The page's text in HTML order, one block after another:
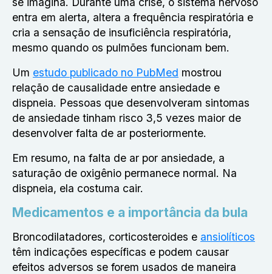
entra em alerta, altera a frequência respiratória e
cria a sensação de insuficiência respiratória,
mesmo quando os pulmões funcionam bem.
Um estudo publicado no PubMed mostrou
relação de causalidade entre ansiedade e
dispneia. Pessoas que desenvolveram sintomas
de ansiedade tinham risco 3,5 vezes maior de
desenvolver falta de ar posteriormente.
Em resumo, na falta de ar por ansiedade, a
saturação de oxigênio permanece normal. Na
dispneia, ela costuma cair.
Medicamentos e a importância da bula
Broncodilatadores, corticosteroides e ansiolíticos
têm indicações específicas e podem causar
efeitos adversos se forem usados de maneira